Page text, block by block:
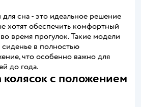
сна - это идеальное решение
хотят обеспечить комфортный
время прогулок. Такие модели
сиденье в полностью
что особенно важно для
до года.
с положением